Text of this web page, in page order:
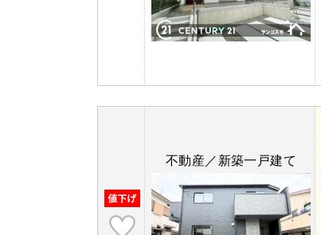
不動産／新築一戸建て